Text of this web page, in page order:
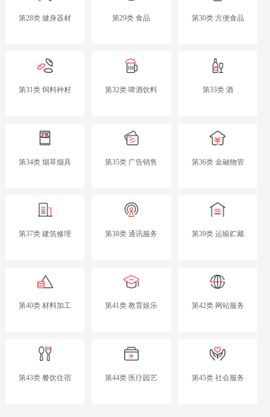
第28类 健身器材 第29类 食品 第30类 方便食品
第31类 饲料种籽 第32类 啤酒饮料 第33类 酒
第34类 烟草烟具 第35类 广告销售 第36类 金融物管
第37类 建筑修理 第38类 通讯服务 第39类 运输贮藏
第40类 材料加工 第41类 教育娱乐 第42类 网站服务
第43类 餐饮住宿 第44类 医疗园艺 第45类 社会服务